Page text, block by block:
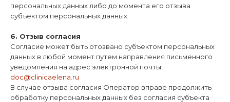
персональных данных либо до момента его отзыва
субъектом персональных данных.
6. Отзыв согласия
Согласие может быть отозвано субъектом персональных
данных в любой момент путем направления письменного
уведомления на адрес электронной почты:
doc@clinicaelena.ru
В случае отзыва согласия Оператор вправе продолжить
обработку персональных данных без согласия субъекта